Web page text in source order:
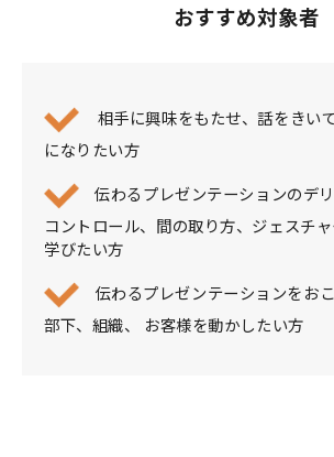
おすすめ対象者
相手に興味をもたせ、話をきい
になりたい方
伝わるプレゼンテーションのデ
コントロール、間の取り方、ジェスチ
学びたい方
伝わるプレゼンテーションをおこ
部下、組織、 お客様を動かしたい方